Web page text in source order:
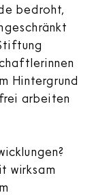
bedroht,
Hintergrund
arbeiten
wirksam